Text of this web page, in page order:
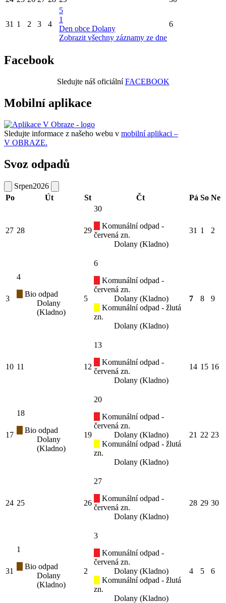
31 1 2 3 4
5
1
Den obce Dolany
Zobrazit všechny záznamy ze dne
6
Facebook
Sledujte náš oficiálníFACEBOOK
Mobilní aplikace
Sledujte informace z našeho webu v mobilní aplikaci –
V OBRAZE.
Svoz odpadů
Srpen2026
Po
Út St Čt Pá So Ne
27 28 29
30
Komunální odpad -
červená zn.
Dolany (Kladno)
31 1 2
3
4
Bio odpad
Dolany
(Kladno)
5
6
Komunální odpad -
červená zn.
Dolany (Kladno)
Komunální odpad - žlutá
zn.
Dolany (Kladno)
7 8 9
10 11 12
13
Komunální odpad -
červená zn.
Dolany (Kladno)
14 15 16
17
18
Bio odpad
Dolany
(Kladno)
19
20
Komunální odpad -
červená zn.
Dolany (Kladno)
Komunální odpad - žlutá
zn.
Dolany (Kladno)
21 22 23
24 25 26
27
Komunální odpad -
červená zn.
Dolany (Kladno)
28 29 30
31
1
Bio odpad
Dolany
(Kladno)
2
3
Komunální odpad -
červená zn.
Dolany (Kladno)
Komunální odpad - žlutá
zn.
Dolany (Kladno)
4 5 6